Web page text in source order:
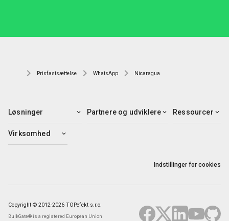
Prisfastsættelse WhatsApp Nicaragua
Løsninger Partnere og udviklere Ressourcer
Virksomhed
Indstillinger for cookies
Copyright © 2012-2026 TOPefekt s.r.o.
BulkGate® is a registered European Union